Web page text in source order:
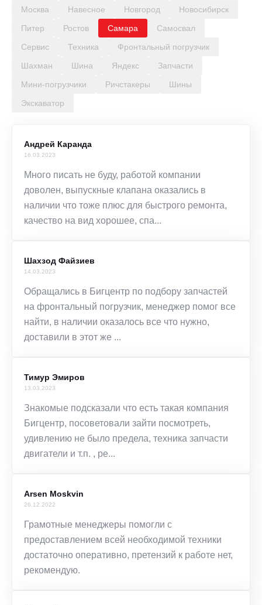
Москва
Навесное Новгород
Новосибирск
Питер
Ростов Самара
Самосвал
Сервис
Техника
Фронтальный погрузчик
Шахман
Шина Яндекс
Запчасти
Мини-погрузчики
Ричстакеры
Шины
Экскаватор
Андрей Каранда
16.03.2023
Много писать не буду, работой компании
доволен, выпускные клапана оказались в
наличии что тоже плюс для быстрого ремонта,
качество на вид хорошее, спа...
Шахзод Файзиев
14.03.2023
Обращались в Бигцентр по подбору запчастей
на фронтальный погрузчик, менеджер помог все
найти, в наличии оказалось все что нужно,
доставили в этот же ...
Тимур Эмиров
13.03.2023
Знакомые подсказали что есть такая компания
Бигцентр, посоветовали зайти посмотреть,
удивлению не было предела, техника запчасти
двигатели и т.п. , ре...
Arsen Moskvin
26.12.2022
Грамотные менеджеры помогли с
предоставлением всей необходимой техники
достаточно оперативно, претензий к работе нет,
рекомендую.